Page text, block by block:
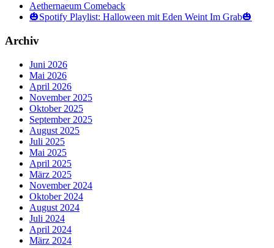
Aethernaeum Comeback
🎃Spotify Playlist: Halloween mit Eden Weint Im Grab🎃
Archiv
Juni 2026
Mai 2026
April 2026
November 2025
Oktober 2025
September 2025
August 2025
Juli 2025
Mai 2025
April 2025
März 2025
November 2024
Oktober 2024
August 2024
Juli 2024
April 2024
März 2024